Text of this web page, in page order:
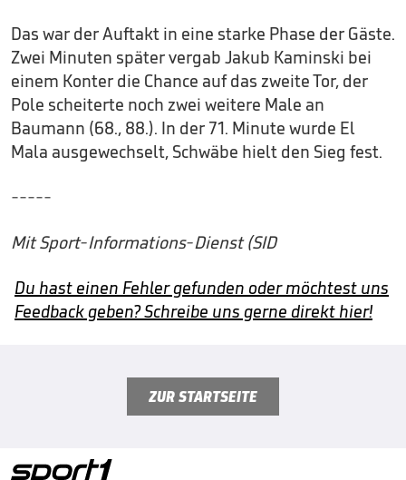
Das war der Auftakt in eine starke Phase der Gäste.
Zwei Minuten später vergab Jakub Kaminski bei
einem Konter die Chance auf das zweite Tor, der
Pole scheiterte noch zwei weitere Male an
Baumann (68., 88.). In der 71. Minute wurde El
Mala ausgewechselt, Schwäbe hielt den Sieg fest.
-----
Mit Sport-Informations-Dienst (SID
Du hast einen Fehler gefunden oder möchtest uns
Feedback geben? Schreibe uns gerne direkt hier!
ZUR STARTSEITE